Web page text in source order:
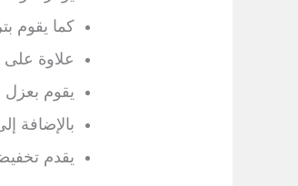
كما يقوم
علاوة على
يقوم
بالإضافة
يقدم